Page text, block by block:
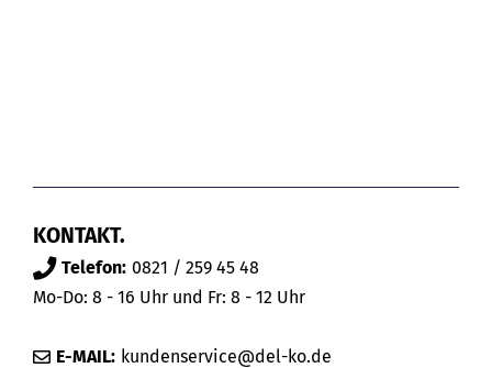
KONTAKT.
Telefon: 0821 / 259 45 48
Mo-Do: 8 - 16 Uhr und Fr: 8 - 12 Uhr
E-MAIL: kundenservice@del-ko.de